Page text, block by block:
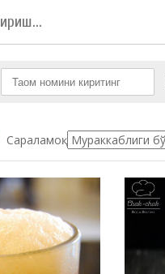
Сараламоқ: